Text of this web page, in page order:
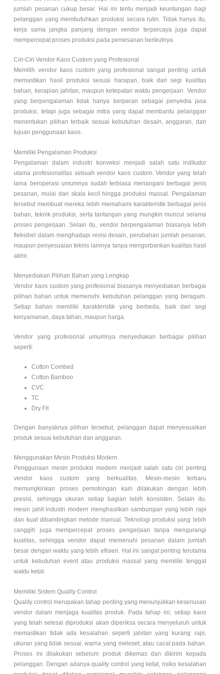
jumlah pesanan cukup besar. Hal ini tentu menjadi keuntungan bagi
pelanggan yang membutuhkan produksi secara rutin. Tidak hanya itu,
kerja sama jangka panjang dengan vendor terpercaya juga dapat
mempercepat proses produksi pada pemesanan berikutnya.
Ciri-Ciri Vendor Kaos Custom yang Profesional
Memilih vendor kaos custom yang profesional sangat penting untuk
memastikan hasil produksi sesuai harapan, baik dari segi kualitas
bahan, kerapian jahitan, maupun ketepatan waktu pengerjaan. Vendor
yang berpengalaman tidak hanya berperan sebagai penyedia jasa
produksi, tetapi juga sebagai mitra yang dapat membantu pelanggan
menentukan pilihan terbaik sesuai kebutuhan desain, anggaran, dan
tujuan penggunaan kaos.
Memiliki Pengalaman Produksi
Pengalaman dalam industri konveksi menjadi salah satu indikator
utama profesionalitas sebuah vendor kaos custom. Vendor yang telah
lama beroperasi umumnya sudah terbiasa menangani berbagai jenis
pesanan, mulai dari skala kecil hingga produksi massal. Pengalaman
tersebut membuat mereka lebih memahami karakteristik berbagai jenis
bahan, teknik produksi, serta tantangan yang mungkin muncul selama
proses pengerjaan. Selain itu, vendor berpengalaman biasanya lebih
fleksibel dalam menghadapi revisi desain, perubahan jumlah pesanan,
maupun penyesuaian teknis lainnya tanpa mengorbankan kualitas hasil
akhir.
Menyediakan Pilihan Bahan yang Lengkap
Vendor kaos custom yang profesional biasanya menyediakan berbagai
pilihan bahan untuk memenuhi kebutuhan pelanggan yang beragam.
Setiap bahan memiliki karakteristik yang berbeda, baik dari segi
kenyamanan, daya tahan, maupun harga.
Vendor yang profesional umumnya menyediakan berbagai pilihan
seperti:
Cotton Combed
Cotton Bamboo
CVC
TC
Dry Fit
Dengan banyaknya pilihan tersebut, pelanggan dapat menyesuaikan
produk sesuai kebutuhan dan anggaran.
Menggunakan Mesin Produksi Modern
Penggunaan mesin produksi modern menjadi salah satu ciri penting
vendor kaos custom yang berkualitas. Mesin-mesin terbaru
memungkinkan proses pemotongan kain dilakukan dengan lebih
presisi, sehingga ukuran setiap bagian lebih konsisten. Selain itu,
mesin jahit industri modern menghasilkan sambungan yang lebih rapi
dan kuat dibandingkan metode manual. Teknologi produksi yang lebih
canggih juga mempercepat proses pengerjaan tanpa mengurangi
kualitas, sehingga vendor dapat memenuhi pesanan dalam jumlah
besar dengan waktu yang lebih efisien. Hal ini sangat penting terutama
untuk kebutuhan event atau produksi massal yang memiliki tenggat
waktu ketat.
Memiliki Sistem Quality Control
Quality control merupakan tahap penting yang menunjukkan keseriusan
vendor dalam menjaga kualitas produk. Pada tahap ini, setiap kaos
yang telah selesai diproduksi akan diperiksa secara menyeluruh untuk
memastikan tidak ada kesalahan seperti jahitan yang kurang rapi,
ukuran yang tidak sesuai, warna yang meleset, atau cacat pada bahan.
Proses ini dilakukan sebelum produk dikemas dan dikirim kepada
pelanggan. Dengan adanya quality control yang ketat, risiko kesalahan